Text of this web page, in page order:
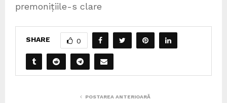
premonițiile-s clare
SHARE 0
POSTAREA ANTERIOARĂ